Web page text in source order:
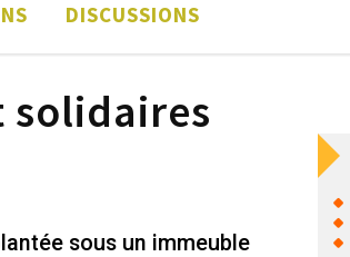
DISCUSSIONS
solidaires
sous un immeuble